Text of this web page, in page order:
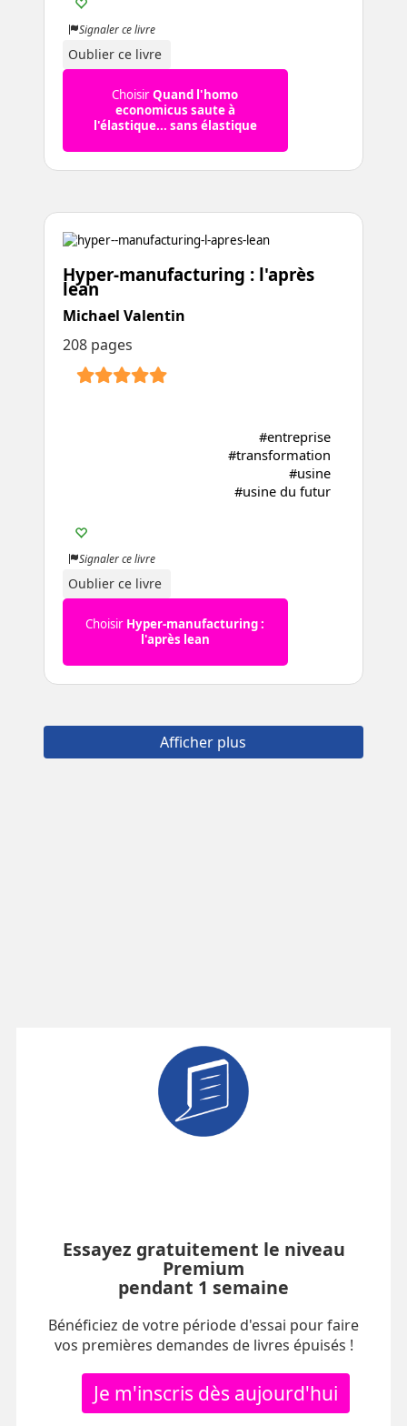
Signaler ce livre
Oublier ce livre
ChoisirQuand l'homo
economicus saute à
l'élastique... sans élastique
Hyper-manufacturing : l'après
lean
Michael Valentin
208 pages
#entreprise
#transformation
#usine
#usine du futur
Signaler ce livre
Oublier ce livre
Choisir Hyper-manufacturing :
l'après lean
Afficher plus
Essayez gratuitement le niveau
Premium
pendant 1 semaine
Bénéficiez de votre période d'essai pour faire
vos premières demandes de livres épuisés !
Je m'inscris dès aujourd'hui